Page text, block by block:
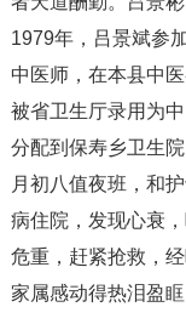
1979年，吕景斌参
中医师，在本县中
被省卫生厅录用为
分配到保寿乡卫生
月初八值夜班，和
病住院，发现心衰
危重，赶紧抢救，
家属感动得热泪盈眶